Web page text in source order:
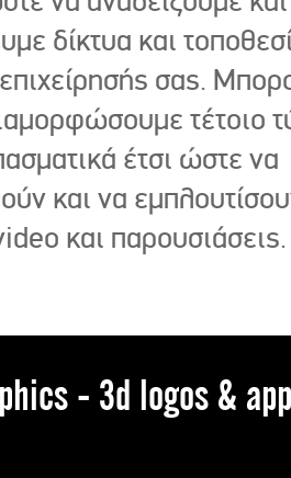
δίκτυα και
σας.
τέτοιο
έτσι ώστε να
και να
και παρουσιάσεις.
- 3d logos &